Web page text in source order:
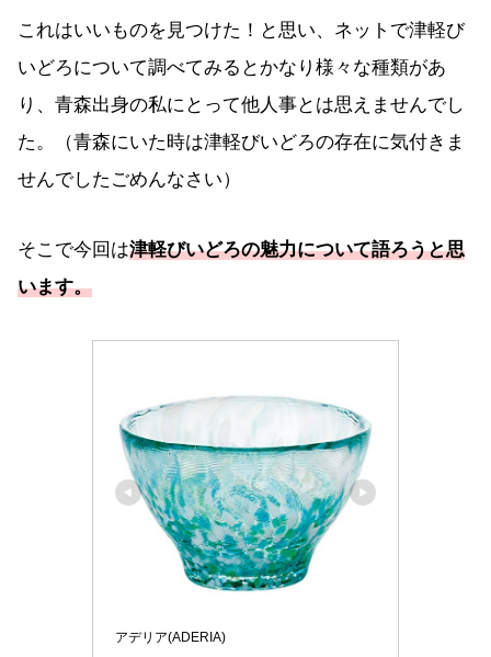
これはいいものを見つけた！と思い、ネットで津軽び
いどろについて調べてみるとかなり様々な種類があ
り、青森出身の私にとって他人事とは思えませんでし
た。（青森にいた時は津軽びいどろの存在に気付きま
せんでしたごめんなさい）
そこで今回は津軽びいどろの魅力について語ろうと思
います。
アデリア(ADERIA)